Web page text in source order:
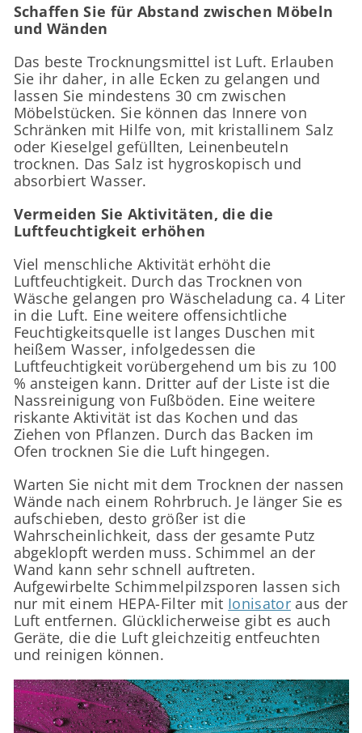
Schaffen Sie für Abstand zwischen Möbeln
und Wänden
Das beste Trocknungsmittel ist Luft. Erlauben
Sie ihr daher, in alle Ecken zu gelangen und
lassen Sie mindestens 30 cm zwischen
Möbelstücken. Sie können das Innere von
Schränken mit Hilfe von, mit kristallinem Salz
oder Kieselgel gefüllten, Leinenbeuteln
trocknen. Das Salz ist hygroskopisch und
absorbiert Wasser.
Vermeiden Sie Aktivitäten, die die
Luftfeuchtigkeit erhöhen
Viel menschliche Aktivität erhöht die
Luftfeuchtigkeit. Durch das Trocknen von
Wäsche gelangen pro Wäscheladung ca. 4 Liter
in die Luft. Eine weitere offensichtliche
Feuchtigkeitsquelle ist langes Duschen mit
heißem Wasser, infolgedessen die
Luftfeuchtigkeit vorübergehend um bis zu 100
% ansteigen kann. Dritter auf der Liste ist die
Nassreinigung von Fußböden. Eine weitere
riskante Aktivität ist das Kochen und das
Ziehen von Pflanzen. Durch das Backen im
Ofen trocknen Sie die Luft hingegen.
Warten Sie nicht mit dem Trocknen der nassen
Wände nach einem Rohrbruch. Je länger Sie es
aufschieben, desto größer ist die
Wahrscheinlichkeit, dass der gesamte Putz
abgeklopft werden muss. Schimmel an der
Wand kann sehr schnell auftreten.
Aufgewirbelte Schimmelpilzsporen lassen sich
nur mit einem HEPA-Filter mit Ionisator aus der
Luft entfernen. Glücklicherweise gibt es auch
Geräte, die die Luft gleichzeitig entfeuchten
und reinigen können.